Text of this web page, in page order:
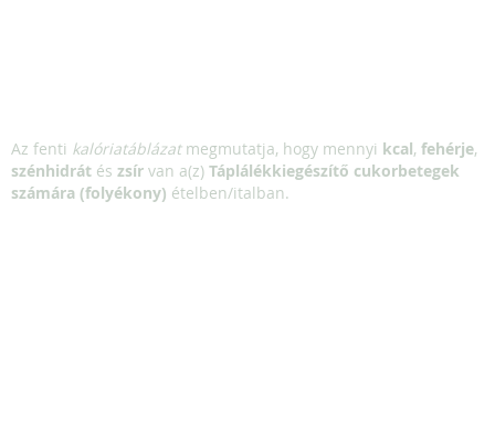
Az fenti kalóriatáblázatmegmutatja, hogy mennyi kcal, fehérje,
szénhidrát és zsír van a(z) Táplálékkiegészítő cukorbetegek
számára (folyékony) ételben/italban.